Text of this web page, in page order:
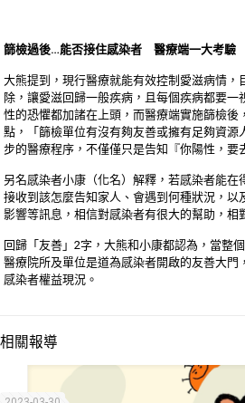
篩檢過後…能否接住感染者 醫療端一大考驗
大熊提到，現行醫療就能有效控制愛滋病情，
除，讓愛滋回歸一般疾病，且每個疾病都要一
性的恐懼都加諸在上頭，而醫療端實施篩檢後
點，「篩檢單位有沒有夠友善或擁有足夠資源
步的醫療程序，不僅僅只是告知『你陽性，要
另名感染者小康（化名）解釋，若感染者能在
接收到該怎麼告知家人、會遇到何種狀況，以
影響等訊息，相信對感染者有很大的幫助，相
回歸「友善」2字，大熊和小康都認為，當整
醫療院所及單位是道為感染者開啟的友善大門
感染者權益現況。
相關報導